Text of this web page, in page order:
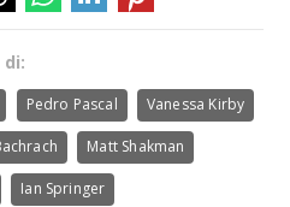
Pedro Pascal Vanessa Kirby
Matt Shakman
Ian Springer